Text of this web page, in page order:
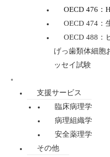
OECD 476：
OECD 474：
OECD 488：
げっ歯類体細胞
ッセイ試験
支援サービス
臨床病理学
病理組織学
安全薬理学
その他